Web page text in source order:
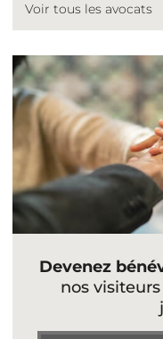
Voir tous les avocats
Devenez
nos